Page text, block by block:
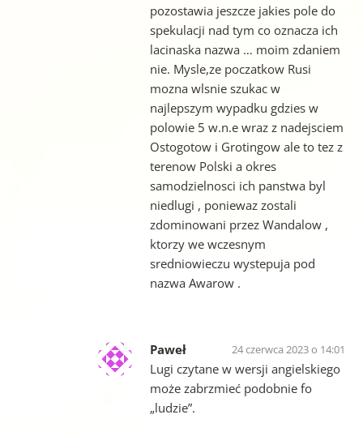
pozostawia jeszcze jakies pole do
spekulacji nad tym co oznacza ich
lacinaska nazwa … moim zdaniem
nie. Mysle,ze poczatkow Rusi
mozna wlsnie szukac w
najlepszym wypadku gdzies w
polowie 5 w.n.e wraz z nadejsciem
Ostogotow i Grotingow ale to tez z
terenow Polski a okres
samodzielnosci ich panstwa byl
niedlugi , poniewaz zostali
zdominowani przez Wandalow ,
ktorzy we wczesnym
sredniowieczu wystepuja pod
nazwa Awarow .
Paweł 24 czerwca 2023 o 14:01
Lugi czytane w wersji angielskiego
może zabrzmieć podobnie fo
„ludzie”.